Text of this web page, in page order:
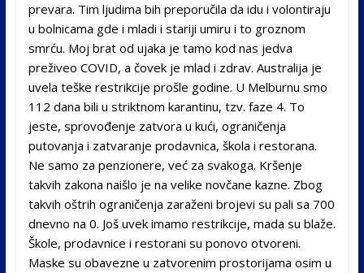
prevara. Tim ljudima bih preporučila da idu i volontiraju
u bolnicama gde i mladi i stariji umiru i to groznom
smrću. Moj brat od ujaka je tamo kod nas jedva
preživeo COVID, a čovek je mlad i zdrav. Australija je
uvela teške restrikcije prošle godine. U Melburnu smo
112 dana bili u striktnom karantinu, tzv. faze 4. To
jeste, sprovođenje zatvora u kući, ograničenja
putovanja i zatvaranje prodavnica, škola i restorana.
Ne samo za penzionere, već za svakoga. Kršenje
takvih zakona naišlo je na velike novčane kazne. Zbog
takvih oštrih ograničenja zaraženi brojevi su pali sa 700
dnevno na 0. Još uvek imamo restrikcije, mada su blaže.
Škole, prodavnice i restorani su ponovo otvoreni.
Maske su obavezne u zatvorenim prostorijama osim u